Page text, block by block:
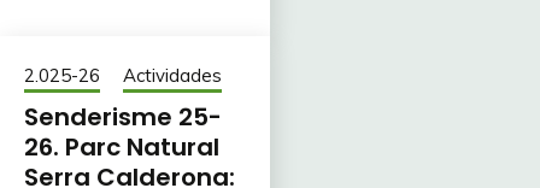
2.025-26 Actividades
Senderisme 25-
26. Parc Natural
Serra Calderona: